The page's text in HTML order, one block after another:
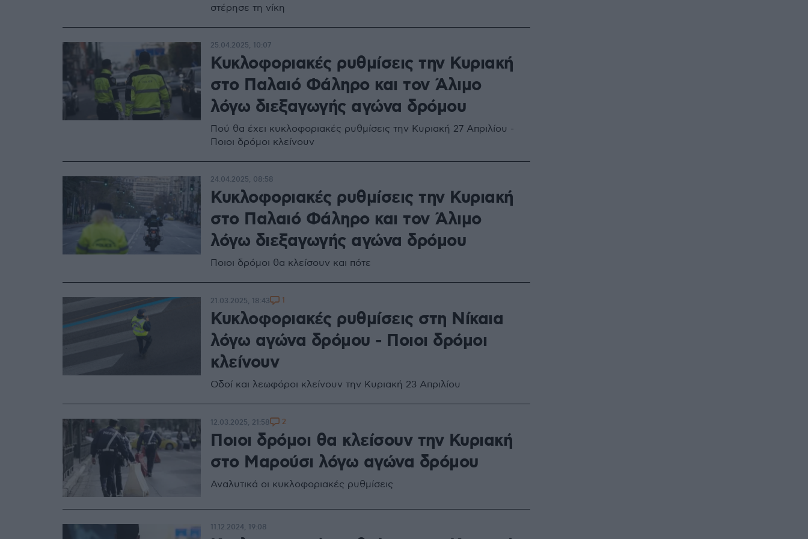
στέρησε τη νίκη
Κυκλοφοριακές ρυθμίσεις την Κυριακή
στο Παλαιό Φάληρο και τον Άλιμο
λόγω διεξαγωγής αγώνα δρόμου
Πού θα έχει κυκλοφοριακές ρυθμίσεις την Κυριακή 27 Απριλίου -
Ποιοι δρόμοι κλείνουν
25.04.2025, 10:07
Κυκλοφοριακές ρυθμίσεις την Κυριακή
στο Παλαιό Φάληρο και τον Άλιμο
λόγω διεξαγωγής αγώνα δρόμου
Ποιοι δρόμοι θα κλείσουν και πότε
24.04.2025, 08:58
Κυκλοφοριακές ρυθμίσεις στη Νίκαια
λόγω αγώνα δρόμου - Ποιοι δρόμοι
κλείνουν
Οδοί και λεωφόροι κλείνουν την Κυριακή 23 Απριλίου
21.03.2025, 18:43 1
Ποιοι δρόμοι θα κλείσουν την Κυριακή
στο Μαρούσι λόγω αγώνα δρόμου
Αναλυτικά οι κυκλοφοριακές ρυθμίσεις
12.03.2025, 21:58 2
11.12.2024, 19:08